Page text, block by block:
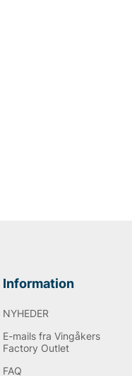
Information
NYHEDER
E-mails fra Vingåkers
Factory Outlet
FAQ